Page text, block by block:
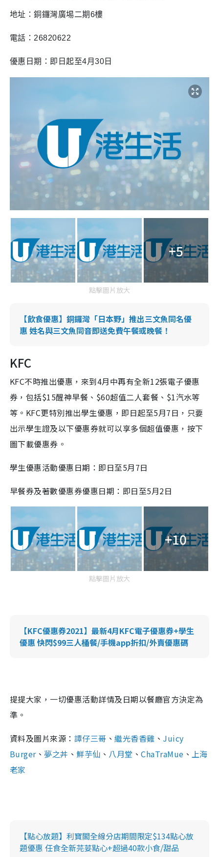
地址：銅鑼灣廣埸二期6樓
電話：26820622
優惠日期：即日起至4月30日
+5
點擊圖片放大
【飲食優惠】銅鑼灣「日本野」推出三文魚同名優
惠 姓名與三文魚同音即送免費午餐或晚餐！
KFC
KFC不時推出優惠，來到4月中再有全新12張電子優惠
券，包括$15醒神早餐、$60超值二人套餐、$1汽水等
等。KFC更特別推出學生優惠，即日起至5月7日，只要
出示學生證及以下優惠券就可以享多個超值優惠，按下
圖下載優惠券。
學生優惠活動優惠日期：即日至5月7日
早餐券及著數優惠券優惠日期：即日至5月2日
+10
點擊圖片放大
【KFC優惠券2021】最新4月KFC電子優惠券+學生
優惠 快閃$99三人桶餐/手機app折扣/外賣優惠碼
提提大家，一切優惠活動詳情及日期以餐廳官方決定為
準。
資料及圖片來源： 譚仔三哥 、繼光香香雞 、 Juicy
Burger、夢之丼 、 鮮芋仙 、 八月堂 、ChaTraMue 、 上海
老家
【點心放題】利寶閣全線分店期間限定$134點心放
題優惠 任食全新芫荽點心+超過40款小食/甜品